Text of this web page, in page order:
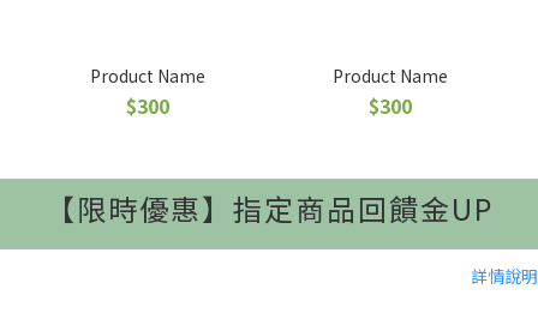
Product Name
$300
Product Name
$300
【限時優惠】指定商品回饋金UP
詳情說明